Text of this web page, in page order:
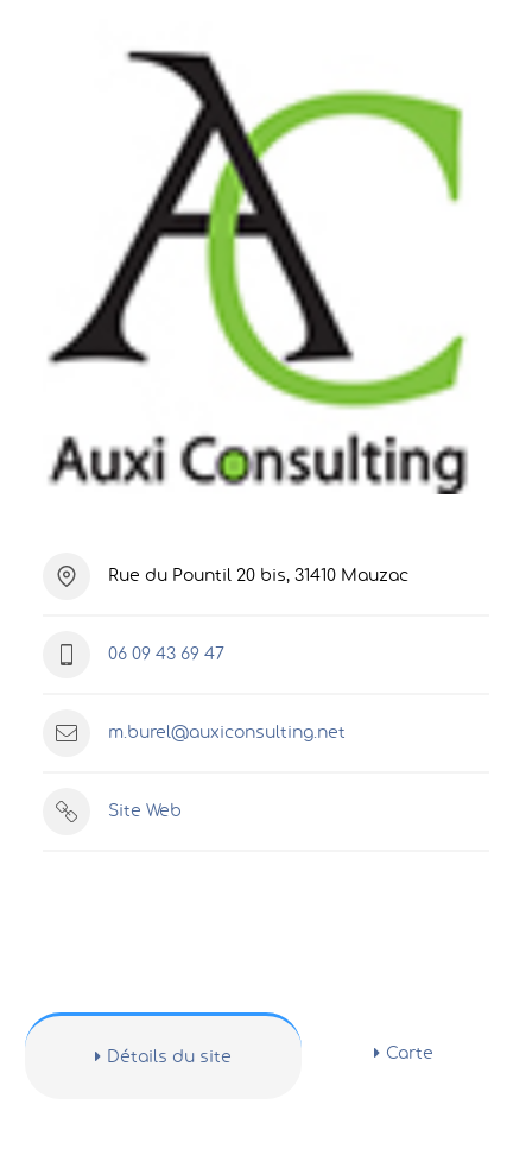
Rue du Pountil 20 bis, 31410 Mauzac
06 09 43 69 47
m.burel@auxiconsulting.net
Site Web
Détails du site Carte